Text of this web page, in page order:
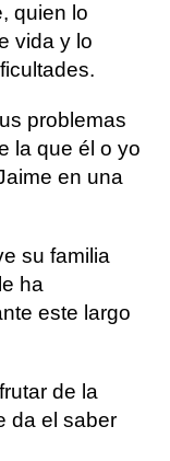
quien lo
vida y lo
problemas
la que él o yo
en una
su familia
ha
este largo
de la
da el saber